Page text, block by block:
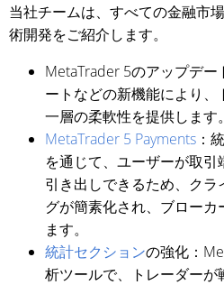
当社チームは、すべての金融市
術開発をご紹介します。
MetaTrader 5のアップデー
ートなどの新機能により
一層の柔軟性を提供します。
MetaTrader 5 Payments ：
を通じて、ユーザーが取引
引き出しできるため、ク
グが簡素化され、ブロー
ます。
統計セクションの強化：
析ツールで、トレーダー